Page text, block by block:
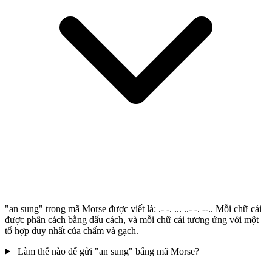
"an sung" trong mã Morse được viết là: .- -. ... ..- -. --.. Mỗi chữ cái
được phân cách bằng dấu cách, và mỗi chữ cái tương ứng với một
tổ hợp duy nhất của chấm và gạch.
Làm thế nào để gửi "an sung" bằng mã Morse?